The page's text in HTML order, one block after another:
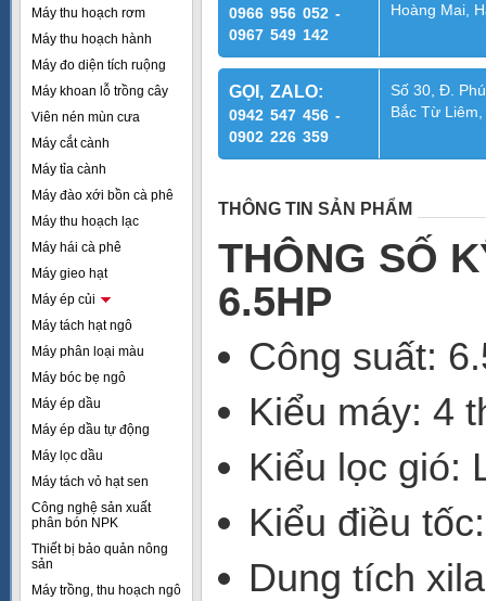
Máy thu hoạch rơm
Máy thu hoạch hành
Máy đo diện tích ruộng
Máy khoan lỗ trồng cây
Viên nén mùn cưa
Máy cắt cành
Máy tỉa cành
Máy đào xới bồn cà phê
Máy thu hoạch lạc
Máy hái cà phê
Máy gieo hạt
Máy ép củi
Máy tách hạt ngô
Máy phân loại màu
Máy bóc bẹ ngô
Máy ép dầu
Máy ép dầu tự động
Máy lọc dầu
Máy tách vỏ hạt sen
Công nghệ sản xuất
phân bón NPK
Thiết bị bảo quản nông
sản
Máy trồng, thu hoạch ngô
0966 956 052 -
0967 549 142
Hoàng Mai,
GỌI, ZALO:
0942 547 456 -
0902 226 359
Số 30, Đ.
Bắc Từ
THÔNG TIN SẢN PHẨM
THÔNG SỐ
6.5HP
Công suất:
Kiểu máy: 4
Kiểu lọc gió:
Kiểu điều
Dung tích